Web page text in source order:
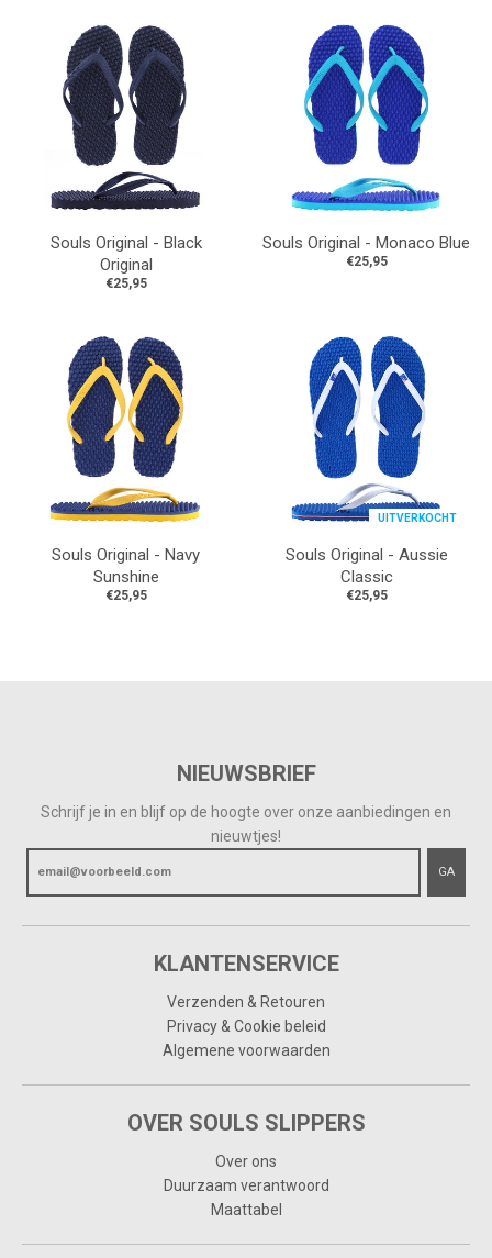
Souls Original - Black
Original
€25,95
Souls Original - Monaco Blue
€25,95
Souls Original - Navy
Sunshine
€25,95
UITVERKOCHT
Souls Original - Aussie
Classic
€25,95
NIEUWSBRIEF
Schrijf je in en blijf op de hoogte over onze aanbiedingen en
nieuwtjes!
GA
KLANTENSERVICE
Verzenden & Retouren
Privacy & Cookie beleid
Algemene voorwaarden
OVER SOULS SLIPPERS
Over ons
Duurzaam verantwoord
Maattabel